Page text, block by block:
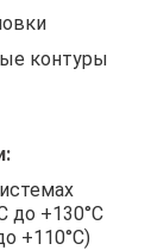
контуры
до +130°C
+110°C)